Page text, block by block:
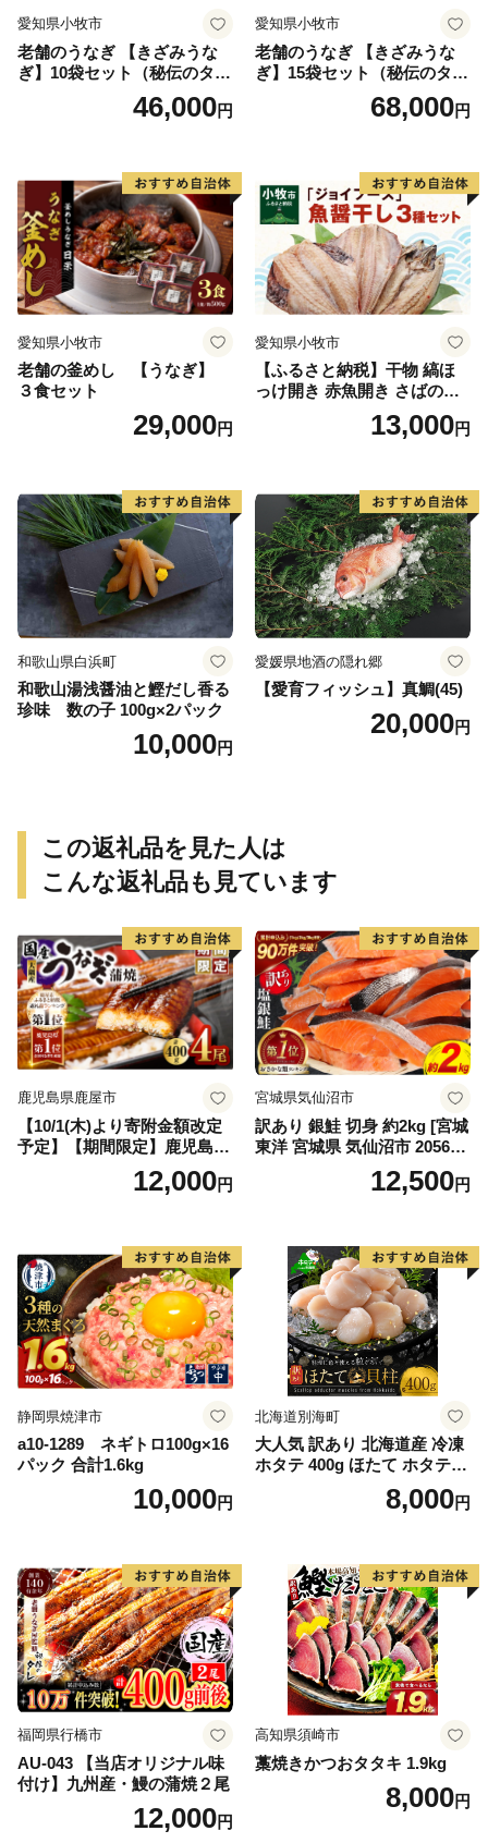
愛知県小牧市
老舗のうなぎ 【きざみうな
ぎ】10袋セット（秘伝のタレ
46,000円
愛知県小牧市
老舗のうなぎ 【きざみうな
ぎ】15袋セット（秘伝のタレ
68,000円
愛知県小牧市
老舗の釜めし 【うなぎ】
３食セット
29,000円
愛知県小牧市
【ふるさと納税】干物 縞ほ
っけ開き 赤魚開き さばの開
き 魚醤干し 3種 セット 詰め
合わせ 魚 おかず 肉厚 おいし
取り寄せグルメ 魚醤 ナンプ
ラー 愛知県 小牧市 冷凍 送料
無料
13,000円
和歌山県白浜町
和歌山湯浅醤油と鰹だし香る
珍味 数の子 100g×2パック
10,000円
愛媛県地酒の隠れ郷
【愛育フィッシュ】真鯛(45)
20,000円
この返礼品を見た人は
こんな返礼品も見ています
鹿児島県鹿屋市
【10/1(木)より寄附金額改定
予定】【期間限定】鹿児島県
大隅産うなぎ蒲焼4尾（400
g） KN007-02312,000円
宮城県気仙沼市
訳あり 銀鮭 切身 約2kg [宮城
東洋 宮城県 気仙沼市 205649
91] 鮭 魚介類 海鮮 訳アリ 規
格外 不揃い さけ サケ 鮭切身
切り身 魚 わけあり
12,500円
静岡県焼津市
a10-1289 ネギトロ100g×16
パック 合計1.6kg
10,000円
北海道別海町
大人気 訳あり 北海道産 冷凍
ホタテ 400g ほたて ホタテ
8,000円
福岡県行橋市
AU-043 【当店オリジナル味
付け】九州産・鰻の蒲焼２尾
12,000円
高知県須崎市
藁焼きかつおタタキ 1.9kg
8,000円